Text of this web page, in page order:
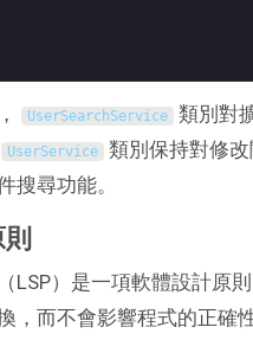
UserSearchService 類別對
UserService 類別保持對修改
搜尋功能。
LSP）是一項軟體設計原
，而不會影響程式的正確